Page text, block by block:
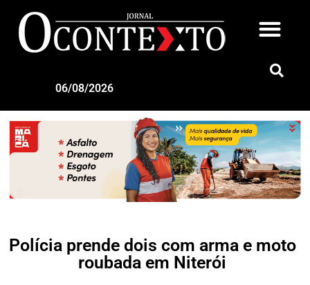
06/08/2026
Polícia prende dois com arma e moto
roubada em Niterói